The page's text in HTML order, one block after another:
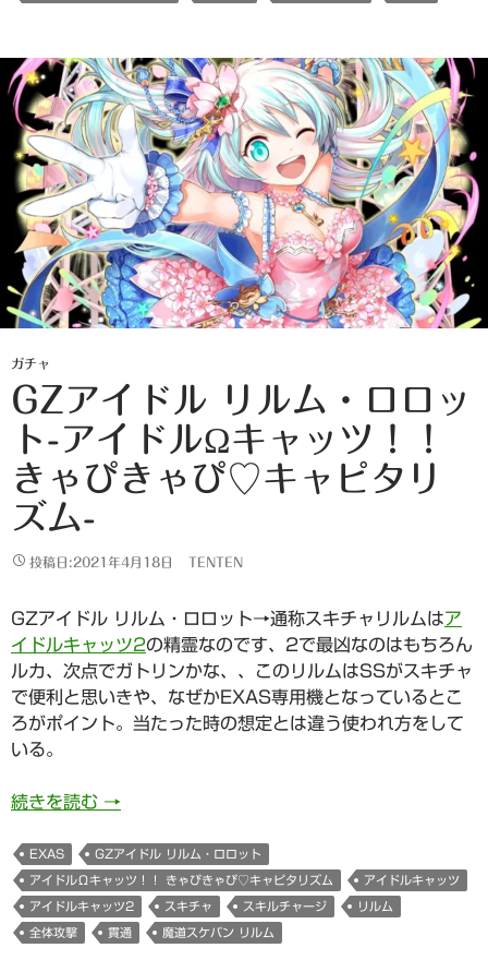
ガチャ
GZアイドル リルム・ロロッ
ト-アイドルΩキャッツ！！
きゃぴきゃぴ♡キャピタリ
ズム-
投稿日:2021年4月18日 TENTEN
GZアイドル リルム・ロロット→通称スキチャリルムはア
イドルキャッツ2の精霊なのです、2で最凶なのはもちろん
ルカ、次点でガトリンかな、、このリルムはSSがスキチャ
で便利と思いきや、なぜかEXAS専用機となっているとこ
ろがポイント。当たった時の想定とは違う使われ方をして
いる。
続きを読む GZアイドル リルム・ロロット-アイドルωキャ
→
EXAS GZアイドル リルム・ロロット
アイドルΩキャッツ！！ きゃぴきゃぴ♡キャピタリズム アイドルキャッツ
アイドルキャッツ2 スキチャ スキルチャージ リルム
全体攻撃 貫通 魔道スケバン リルム